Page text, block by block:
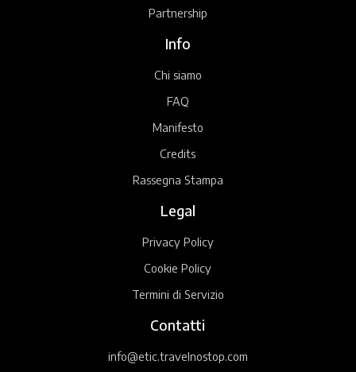
Partnership
Info
Chi siamo
FAQ
Manifesto
Credits
Rassegna Stampa
Legal
Privacy Policy
Cookie Policy
Termini di Servizio
Contatti
info@etic.travelnostop.com